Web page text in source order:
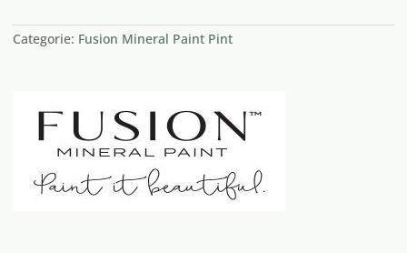
Categorie: Fusion Mineral Paint Pint